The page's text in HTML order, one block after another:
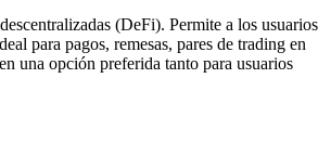
(DeFi). Permite a los usuarios
para pagos, remesas, pares de trading en
una opción preferida tanto para usuarios